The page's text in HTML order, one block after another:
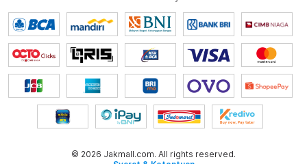
© 2026 Jakmall.com. All rights reserved.